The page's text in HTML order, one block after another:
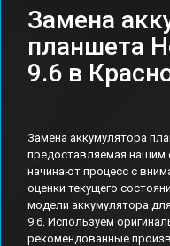
Замена
планшета
9.6 в
Замена аккумулятора
предоставляемая нашим
начинают процесс с
оценки текущего
модели аккумулятора
9.6. Используем
рекомендованные